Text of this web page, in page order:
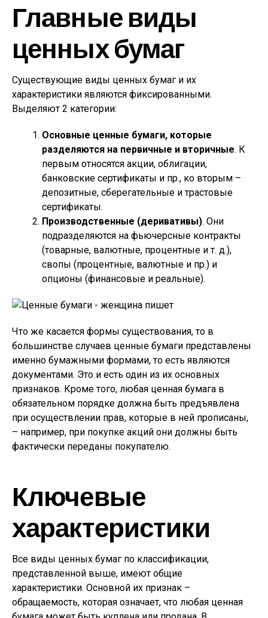
Главные виды
ценных бумаг
Существующие виды ценных бумаг и их
характеристики являются фиксированными.
Выделяют 2 категории:
Основные ценные бумаги, которые
разделяются на первичные и вторичные. К
первым относятся акции, облигации,
банковские сертификаты и пр., ко вторым –
депозитные, сберегательные и трастовые
сертификаты.
Производственные (деривативы). Они
подразделяются на фьючерсные контракты
(товарные, валютные, процентные и т. д.),
свопы (процентные, валютные и пр.) и
опционы (финансовые и реальные).
Что же касается формы существования, то в
большинстве случаев ценные бумаги представлены
именно бумажными формами, то есть являются
документами. Это и есть один из их основных
признаков. Кроме того, любая ценная бумага в
обязательном порядке должна быть предъявлена
при осуществлении прав, которые в ней прописаны,
– например, при покупке акций они должны быть
фактически переданы покупателю.
Ключевые
характеристики
Все виды ценных бумаг по классификации,
представленной выше, имеют общие
характеристики. Основной их признак –
обращаемость, которая означает, что любая ценная